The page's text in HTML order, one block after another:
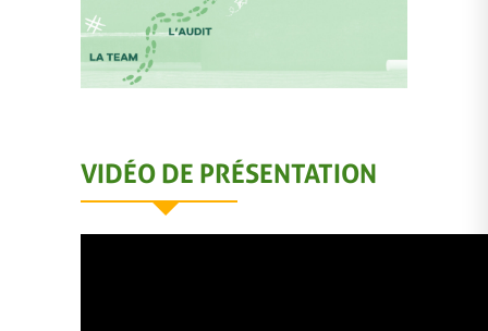
VIDÉO DE PRÉSENTATION